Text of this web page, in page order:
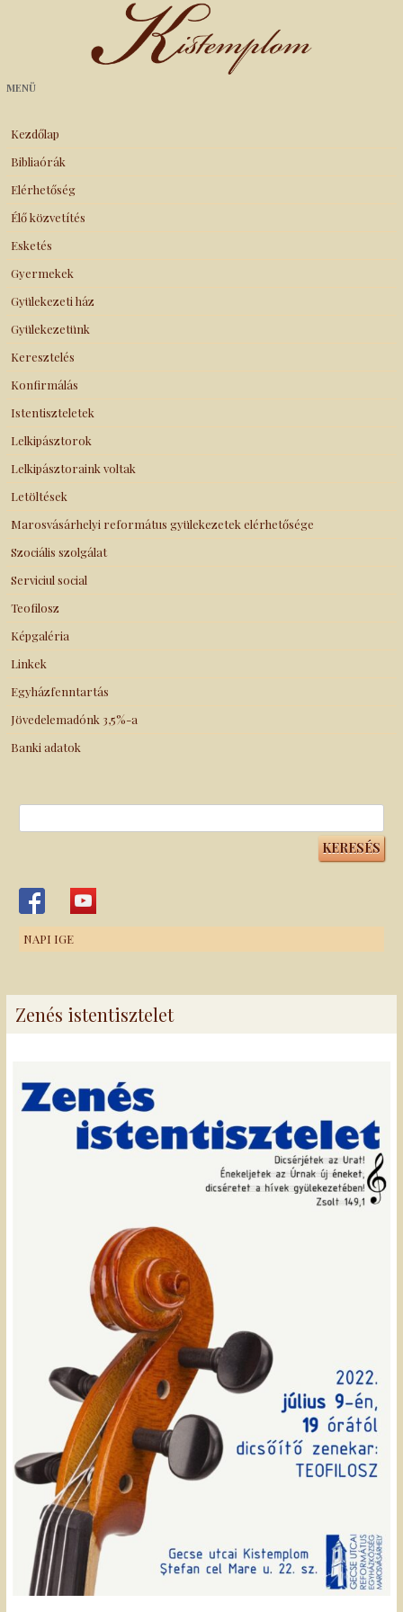
Kistemplom
MENÜ
Kezdőlap
Bibliaórák
Elérhetőség
Élő közvetítés
Esketés
Gyermekek
Gyülekezeti ház
Gyülekezetünk
Keresztelés
Konfirmálás
Istentiszteletek
Lelkipásztorok
Lelkipásztoraink voltak
Letöltések
Marosvásárhelyi református gyülekezetek elérhetősége
Szociális szolgálat
Serviciul social
Teofilosz
Képgaléria
Linkek
Egyházfenntartás
Jövedelemadónk 3,5%-a
Banki adatok
NAPI IGE
Zenés istentisztelet